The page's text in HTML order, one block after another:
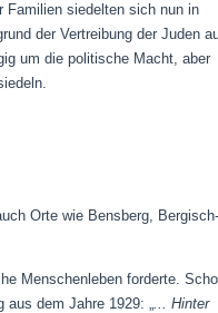
Familien siedelten sich nun in
der Vertreibung der Juden
um die politische Macht, aber
Orte wie Bensberg, Bergisch-
Menschenleben forderte.
aus dem Jahre 1929: „... Hinter